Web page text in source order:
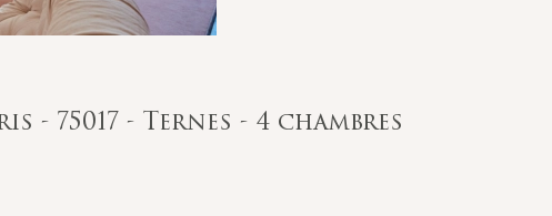
- 75017 - Ternes - 4 chambres